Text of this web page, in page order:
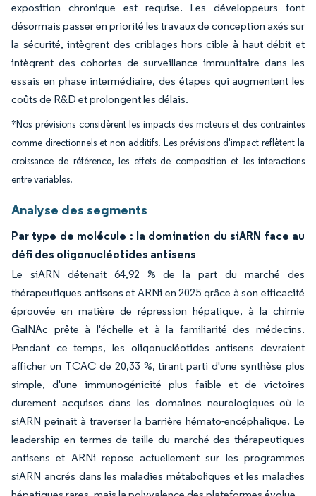
exposition chronique est requise. Les développeurs font
désormais passer en priorité les travaux de conception axés sur
la sécurité, intègrent des criblages hors cible à haut débit et
intègrent des cohortes de surveillance immunitaire dans les
essais en phase intermédiaire, des étapes qui augmentent les
coûts de R&D et prolongent les délais.
*Nos prévisions considèrent les impacts des moteurs et des contraintes
comme directionnels et non additifs. Les prévisions d'impact reflètent la
croissance de référence, les effets de composition et les interactions
entre variables.
Analyse des segments
Par type de molécule : la domination du siARN face au
défi des oligonucléotides antisens
Le siARN détenait 64,92 % de la part du marché des
thérapeutiques antisens et ARNi en 2025 grâce à son efficacité
éprouvée en matière de répression hépatique, à la chimie
GalNAc prête à l'échelle et à la familiarité des médecins.
Pendant ce temps, les oligonucléotides antisens devraient
afficher un TCAC de 20,33 %, tirant parti d'une synthèse plus
simple, d'une immunogénicité plus faible et de victoires
durement acquises dans les domaines neurologiques où le
siARN peinait à traverser la barrière hémato-encéphalique. Le
leadership en termes de taille du marché des thérapeutiques
antisens et ARNi repose actuellement sur les programmes
siARN ancrés dans les maladies métaboliques et les maladies